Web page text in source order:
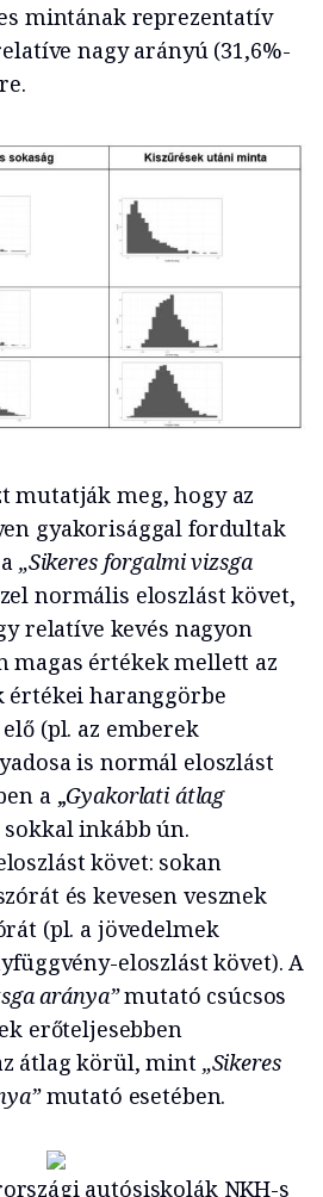
mintának reprezentatív
nagy arányú (31,6%-
mutatják meg, hogy az
gyakorisággal fordultak
„Sikeres forgalmi vizsga
normális eloszlást követ,
relatíve kevés nagyon
magas értékek mellett az
értékei haranggörbe
(pl. az emberek
is normál eloszlást
a „Gyakorlati átlag
inkább ún.
követ: sokan
és kevesen vesznek
(pl. a jövedelmek
eloszlást követ). A
aránya”mutató csúcsos
erőteljesebben
átlag körül, mint „Sikeres
mutató esetében.
autósiskolák NKH-s